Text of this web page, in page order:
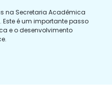
na Secretaria Acadêmica
Este é um importante passo
e o desenvolvimento